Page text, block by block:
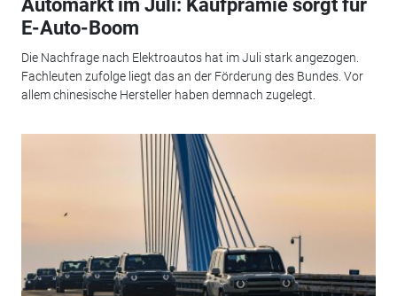
Automarkt im Juli: Kaufprämie sorgt für
E-Auto-Boom
Die Nachfrage nach Elektroautos hat im Juli stark angezogen.
Fachleuten zufolge liegt das an der Förderung des Bundes. Vor
allem chinesische Hersteller haben demnach zugelegt.